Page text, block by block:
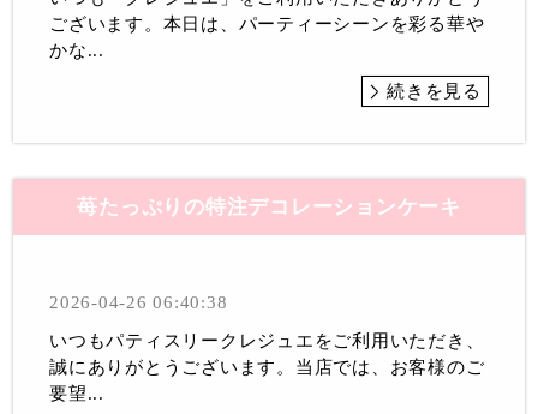
ございます。本日は、パーティーシーンを彩る華や
かな...
続きを見る
苺たっぷりの特注デコレーションケーキ
2026-04-26 06:40:38
いつもパティスリークレジュエをご利用いただき、
誠にありがとうございます。当店では、お客様のご
要望...